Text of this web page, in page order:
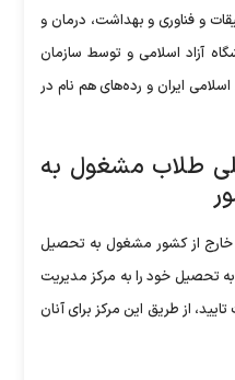
و فناوری و بهداشت، درمان و
آزاد اسلامی و توسط سازمان
ایران و رده‌های هم نام در
طلاب مشغول به
خارج از کشور مشغول به تحصیل
تحصیل خود را به مرکز مدیریت
از طریق این مرکز برای آنان